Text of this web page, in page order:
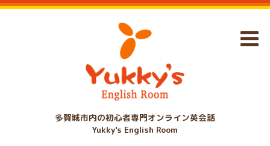
多賀城市内の初心者専門オンライン英会話
Yukky's English Room